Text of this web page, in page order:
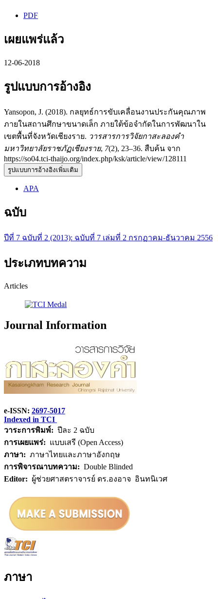
PDF
เผยแพร่แล้ว
12-06-2018
รูปแบบการอ้างอิง
Yansopon, J. (2018). กลยุทธ์การขับเคลื่อนงานประกันคุณภาพ
ภายในสถานศึกษาขนาดเล็ก ภายใต้ข้อจำกัดในการพัฒนาใน
เขตพื้นที่จังหวัดเชียงราย. วารสารการวิจัยกาสะลองคำ
มหาวิทยาลัยราชภัฏเชียงราย, 7(2), 23–36. สืบค้น จาก
https://so04.tci-thaijo.org/index.php/ksk/article/view/128111
รูปแบบการอ้างอิงเพิ่มเติม
APA
ฉบับ
ปีที่ 7 ฉบับที่ 2 (2013): ฉบับที่ 7 เล่มที่ 2 กรกฏาคม-ธันวาคม 2556
ประเภทบทความ
Articles
Journal Information
e-ISSN: 2697-5017
Indexed in TCI
วาระการพิมพ์: ปีละ 2 ฉบับ
การเผยแพร่: แบบเสรี (Open Access)
ภาษา: ภาษาไทยและภาษาอังกฤษ
การพิจารณาบทความ: Double Blinded
Editor: ผู้ช่วยศาสตราจารย์ ดร.องอาจ อินทนิเวศ
ภาษา